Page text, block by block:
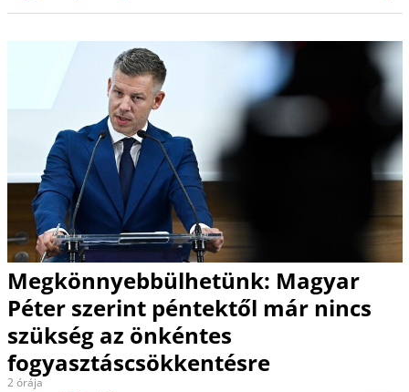
Megkönnyebbülhetünk: Magyar
Péter szerint péntektől már nincs
szükség az önkéntes
fogyasztáscsökkentésre
2 órája